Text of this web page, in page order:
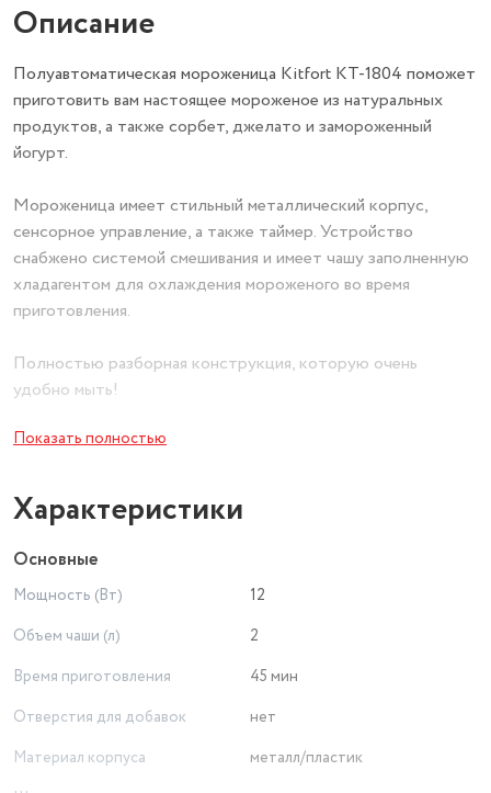
Описание
Полуавтоматическая мороженица Kitfort КТ-1804 поможет
приготовить вам настоящее мороженое из натуральных
продуктов, а также сорбет, джелато и замороженный
йогурт.
Мороженица имеет стильный металлический корпус,
сенсорное управление, а также таймер. Устройство
снабжено системой смешивания и имеет чашу заполненную
хладагентом для охлаждения мороженого во время
приготовления.
Полностью разборная конструкция, которую очень
удобно мыть!
Ложка в комплекте поможет оформить десерт в
предназначена для формирования шариков.
Показать полностью
Характеристики
Основные
Мощность (Вт)
12
Объем чаши (л)
2
Время приготовления
45 мин
Отверстия для добавок
нет
Материал корпуса
металл/пластик